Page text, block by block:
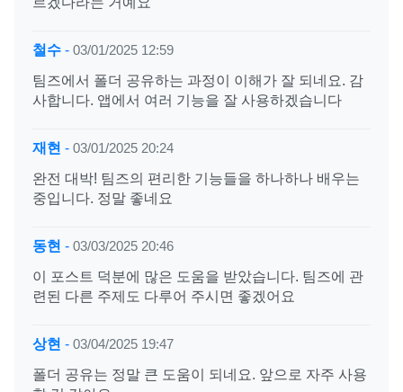
철수 - 03/01/2025 12:59
팀즈에서 폴더 공유하는 과정이 이해가 잘 되네요. 감
사합니다. 앱에서 여러 기능을 잘 사용하겠습니다
재현 - 03/01/2025 20:24
완전 대박! 팀즈의 편리한 기능들을 하나하나 배우는
중입니다. 정말 좋네요
동현 - 03/03/2025 20:46
이 포스트 덕분에 많은 도움을 받았습니다. 팀즈에 관
련된 다른 주제도 다루어 주시면 좋겠어요
상현 - 03/04/2025 19:47
폴더 공유는 정말 큰 도움이 되네요. 앞으로 자주 사용